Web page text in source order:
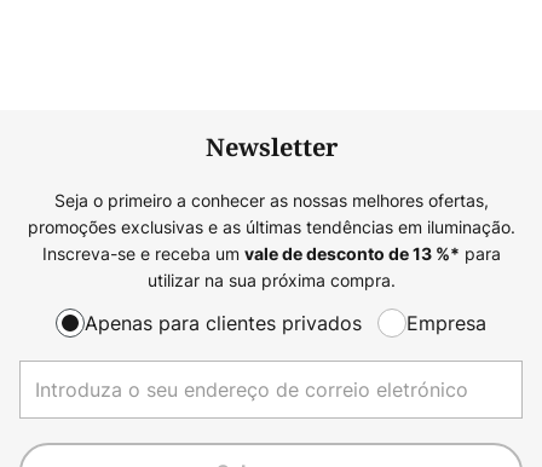
Newsletter
Seja o primeiro a conhecer as nossas melhores ofertas,
promoções exclusivas e as últimas tendências em iluminação.
Inscreva-se e receba um vale de desconto de13%* para
utilizar na sua próxima compra.
Apenas para clientes privados Empresa